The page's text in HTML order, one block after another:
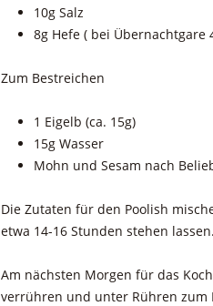
10g Salz
8g Hefe ( bei Übernachtgare
Zum Bestreichen
1 Eigelb (ca. 15g)
15g Wasser
Mohn und Sesam nach
Die Zutaten für den Poolish
etwa 14-16 Stunden stehen lassen.
Am nächsten Morgen für das
verrühren und unter Rühren zum